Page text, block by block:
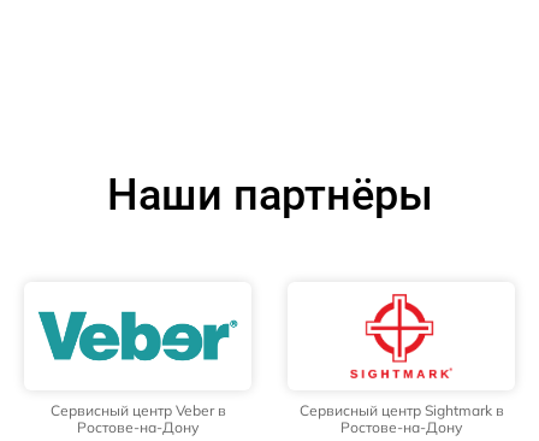
Наши партнёры
Сервисный центр Veber в
Ростове-на-Дону
Сервисный центр Sightmark в
Ростове-на-Дону